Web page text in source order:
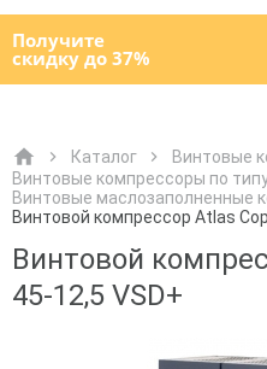
Получите
скидку до 37%
Смотреть все товары
Каталог
Винтовые
Винтовые компрессоры по
Винтовые маслозаполненные
Винтовой компрессор Atlas
Винтовой
45-12,5 VSD+
Как к Вам
Телефон
Как к Вам
Телефон
Город доставки
Как к Вам
Как к Вам
Телефон